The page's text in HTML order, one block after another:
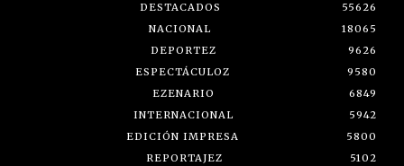
DESTACADOS
55626
NACIONAL
18065
DEPORTEZ
9626
ESPECTÁCULOZ
9580
EZENARIO
6849
INTERNACIONAL
5942
EDICIÓN IMPRESA
5800
REPORTAJEZ
5102